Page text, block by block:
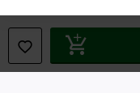
Verklaring van conformiteit
Informatie over